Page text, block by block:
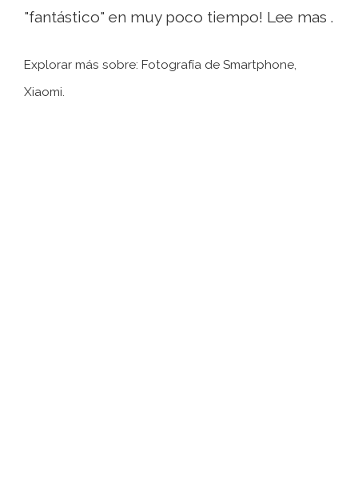
"fantástico" en muy poco tiempo! Lee mas .
Explorar más sobre: ​​Fotografía de Smartphone,
Xiaomi.